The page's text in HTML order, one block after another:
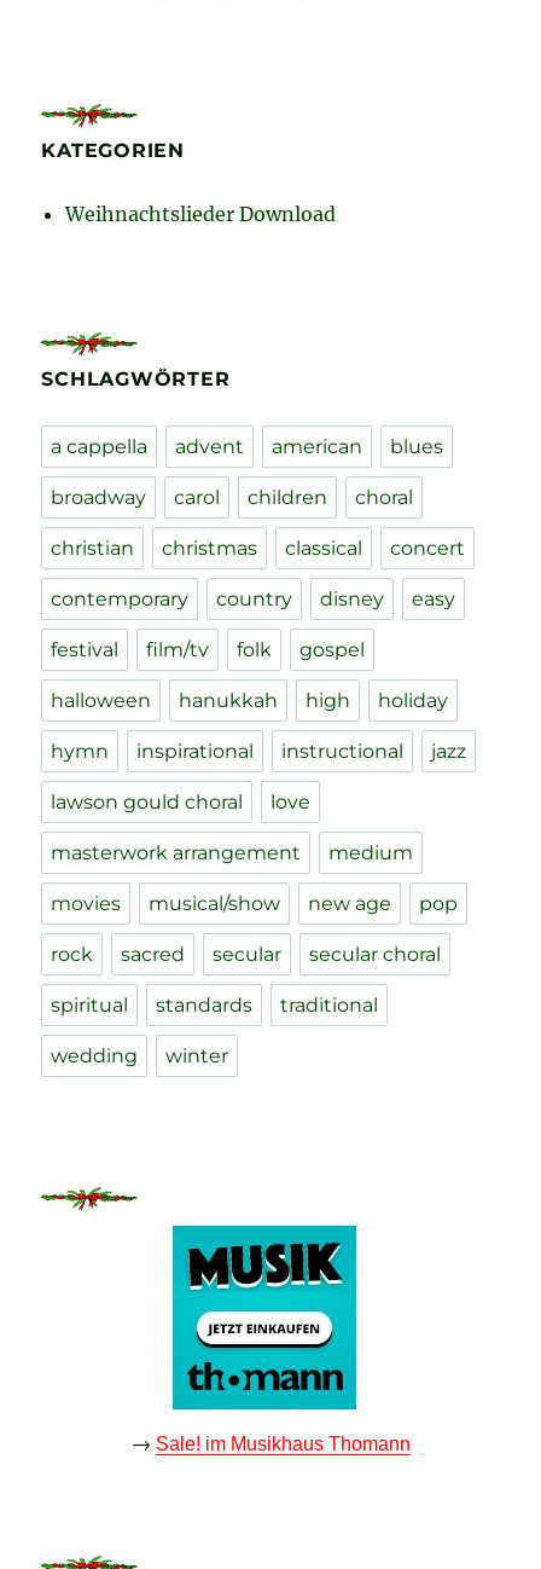
KATEGORIEN
Weihnachtslieder Download
SCHLAGWÖRTER
a cappella advent american blues
broadway carol children choral
christian christmas classical concert
contemporary country disney easy
festival film/tv folk gospel
halloween hanukkah high holiday
hymn inspirational instructional jazz
lawson gould choral love
masterwork arrangement medium
movies musical/show new age pop
rock sacred secular secular choral
spiritual standards traditional
wedding winter
→ Sale! im Musikhaus Thomann